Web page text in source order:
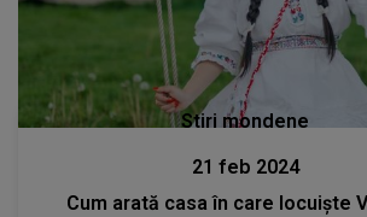
Stiri mondene
21 feb 2024
Cum arată casa în care locuiște